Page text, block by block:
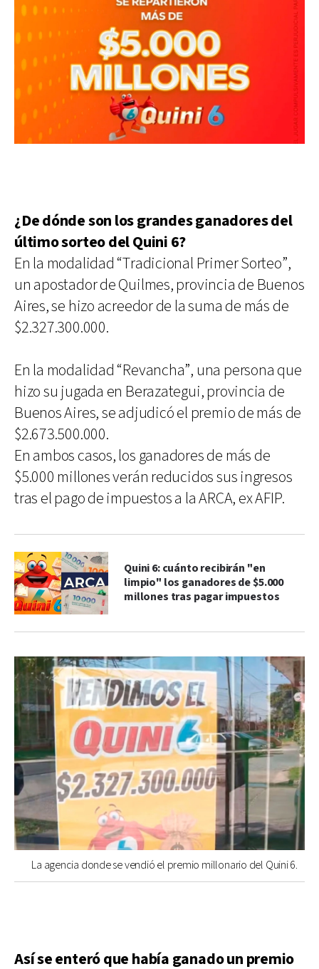
¿De dónde son los grandes ganadores del
último sorteo del Quini 6?
En la modalidad “Tradicional Primer Sorteo”,
un apostador de Quilmes, provincia de Buenos
Aires, se hizo acreedor de la suma de más de
$2.327.300.000.
En la modalidad “Revancha”, una persona que
hizo su jugada en Berazategui, provincia de
Buenos Aires, se adjudicó el premio de más de
$2.673.500.000.
En ambos casos, los ganadores de más de
$5.000 millones verán reducidos sus ingresos
tras el pago de impuestos a la ARCA, ex AFIP.
Quini 6: cuánto recibirán "en
limpio" los ganadores de $5.000
millones tras pagar impuestos
La agencia donde se vendió el premio millonario del Quini 6.
Así se enteró que había ganado un premio